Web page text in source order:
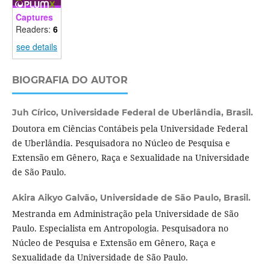
Captures
Readers: 6
see details
BIOGRAFIA DO AUTOR
Juh Círico, Universidade Federal de Uberlândia, Brasil.
Doutora em Ciências Contábeis pela Universidade Federal
de Uberlândia. Pesquisadora no Núcleo de Pesquisa e
Extensão em Gênero, Raça e Sexualidade na Universidade
de São Paulo.
Akira Aikyo Galvão, Universidade de São Paulo, Brasil.
Mestranda em Administração pela Universidade de São
Paulo. Especialista em Antropologia. Pesquisadora no
Núcleo de Pesquisa e Extensão em Gênero, Raça e
Sexualidade da Universidade de São Paulo.